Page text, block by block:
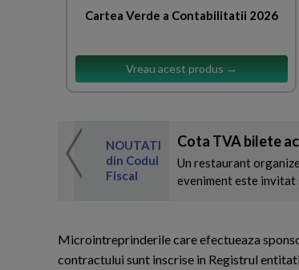
Cartea Verde a Contabilitatii 2026
Vreau acest produs →
NOUTATI
din Codul
Fiscal
Cota TVA bilete
Un restaurant
eveniment este invitat
Microintreprinderile care efectueaza
contractului sunt inscrise in Registrul